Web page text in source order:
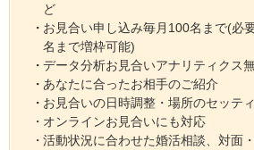
ど
お見合い申し込み毎月100名まで(必
名まで増枠可能)
データ分析お見合いアナリティクス
あなたに合ったお相手のご紹介
お見合いの日時調整・場所のセッテ
オンラインお見合いにも対応
活動状況に合わせた婚活相談、対面